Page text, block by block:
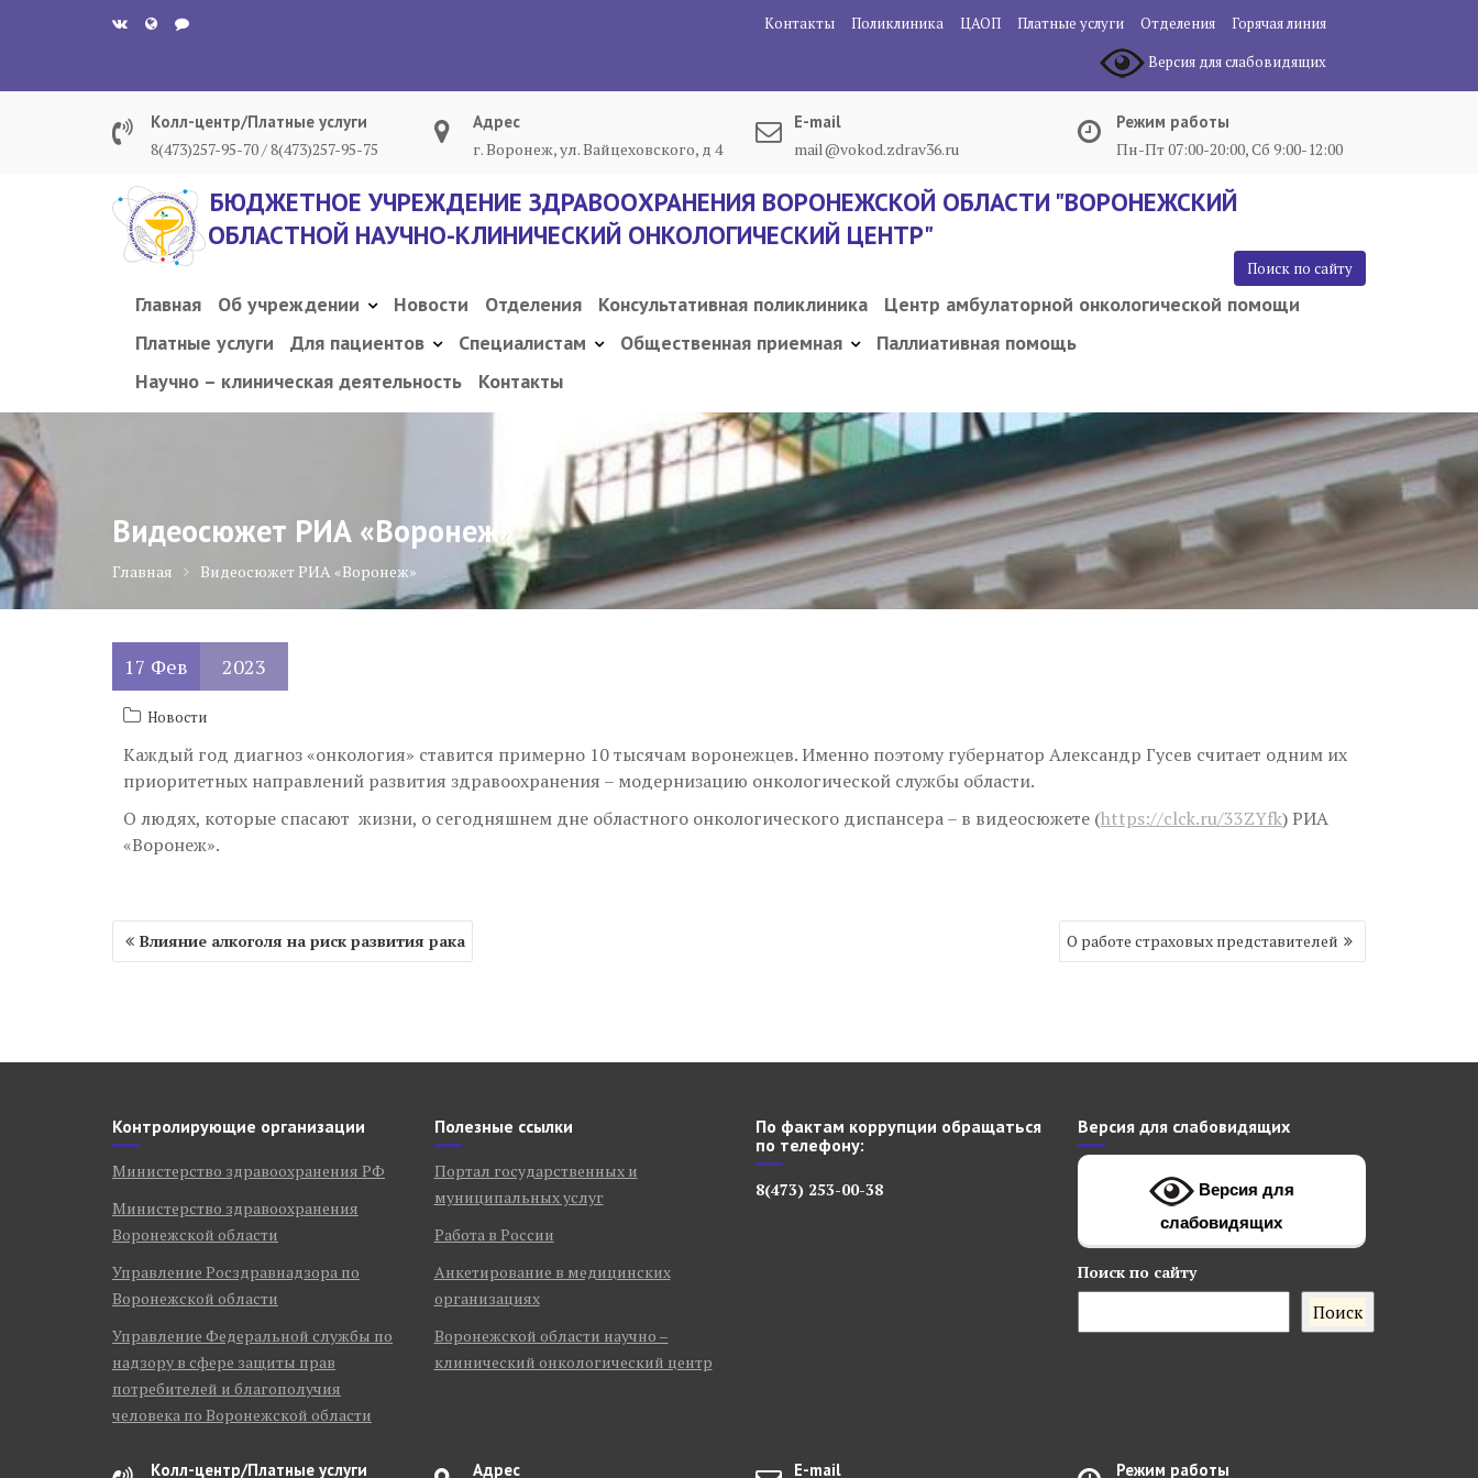
Контакты Поликлиника ЦАОП Платные услуги Отделения
Горячая линия
Версия для слабовидящих
Колл-центр/Платные услуги
8(473)257-95-70 / 8(473)257-95-75
Адрес
г. Воронеж, ул. Вайцеховского, д 4
E-mail
mail@vokod.zdrav36.ru
Режим работы
Пн-Пт 07:00-20:00, Сб 9:00-12:00
БЮДЖЕТНОЕ УЧРЕЖДЕНИЕ ЗДРАВООХРАНЕНИЯ ВОРОНЕЖСКОЙ ОБЛАСТИ "ВОРОНЕЖСКИЙ
ОБЛАСТНОЙ НАУЧНО-КЛИНИЧЕСКИЙ ОНКОЛОГИЧЕСКИЙ ЦЕНТР"
Поиск по сайту
Главная Об учреждении Новости Отделения Консультативная поликлиника
Центр амбулаторной онкологической помощи
Платные услуги
Для пациентов Специалистам Общественная приемная
Паллиативная помощь
Научно – клиническая деятельность
Контакты
Видеосюжет РИА «Воронеж»
Главная Видеосюжет РИА «Воронеж»
17 Фев 2023
Новости
Каждый год диагноз «онкология» ставится примерно 10 тысячам воронежцев. Именно поэтому губернатор Александр Гусев считает одним их
приоритетных направлений развития здравоохранения – модернизацию онкологической службы области.
О людях, которые спасают жизни, о сегодняшнем дне областного онкологического диспансера – в видеосюжете (https://clck.ru/33ZYfk) РИА
«Воронеж».
Навигация
по
Влияние алкоголя на риск развития рака О работе страховых представителей
Контролирующие организации
Министерство здравоохранения РФ
Министерство здравоохранения
Воронежской области
Управление Росздравнадзора по
Воронежской области
Управление Федеральной службы по
надзору в сфере защиты прав
потребителей и благополучия
человека по Воронежской области
Полезные ссылки
Портал государственных и
муниципальных услуг
Работа в России
Анкетирование в медицинских
организациях
Воронежской области научно –
клинический онкологический центр
По фактам коррупции обращаться
по телефону:
8(473) 253-00-38
Версия для слабовидящих
Версия для
слабовидящих
Поискпо сайту
Поиск
Колл-центр/Платные услуги Адрес E-mail Режим работы